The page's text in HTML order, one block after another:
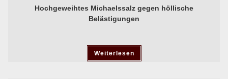
Hochgeweihtes Michaelssalz gegen höllische
Belästigungen
Weiterlesen